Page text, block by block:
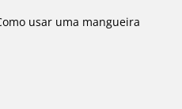
usar uma mangueira